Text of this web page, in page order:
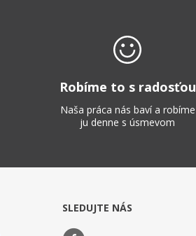
Robíme to s radosťou
Naša práca nás baví a robíme
ju denne s úsmevom
SLEDUJTE NÁS